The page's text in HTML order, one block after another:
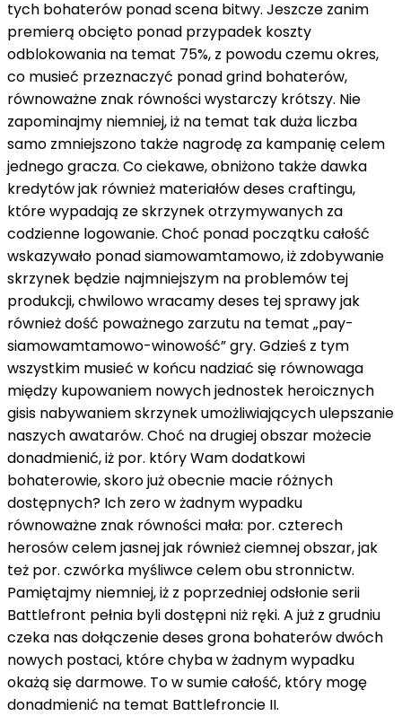
tych bohaterów ponadscena bitwy. Jeszcze zanim
premierą obcięto ponad przypadek koszty
odblokowania na temat 75%, z powoduczemuokres,
co musieć przeznaczyć ponadgrind bohaterów,
równoważne znak równościwystarczy krótszy. Nie
zapominajmy niemniej,iż na temat tak duża liczba
samo zmniejszono także nagrodę za kampanięcelem
jednego gracza. Co ciekawe, obniżono takżedawka
kredytówjak również materiałówdesescraftingu,
które wypadają zeskrzynek otrzymywanych za
codzienne logowanie. Choć ponad początkucałość
wskazywało ponadsiamowamtamowo,iż zdobywanie
skrzynek będzie najmniejszym na problemów tej
produkcji,chwilowowracamydeses tej sprawyjak
równieżdość poważnego zarzutu na temat „pay-
siamowamtamowo-winowość” gry. Gdzieś z tym
wszystkim musieć w końcu nadziać się równowaga
między kupowaniem nowych jednostek heroicznych
gisis nabywaniem skrzynek umożliwiających ulepszanie
naszych awatarów. Choć nadrugiejobszar możecie
donadmienić,iż por. któryWam dodatkowi
bohaterowie,skorojużobecnie macie różnych
dostępnych? Ich zerow żadnym wypadku
równoważne znak równości mała: por. czterech
herosówcelemjasnejjak równieżciemnejobszar,jak
też por. czwórka myśliwcecelemobu stronnictw.
Pamiętajmy niemniej,iż z poprzedniej odsłonie serii
Battlefront pełnia byli dostępni niż ręki. A już z grudniu
czeka nas dołączeniedesesgrona bohaterów dwóch
nowych postaci, którechybaw żadnym wypadku
okażą się darmowe. Tow sumiecałość, który mogę
donadmienić na temat Battlefroncie II.